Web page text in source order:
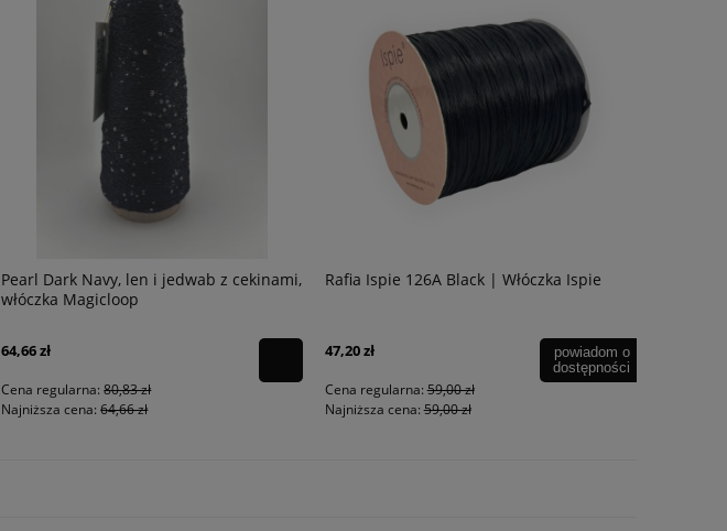
Pearl Dark Navy, len i jedwab z cekinami,
włóczka Magicloop
64,66 zł
Cena regularna:80,83 zł
Najniższa cena:64,66 zł
Rafia Ispie 126A Black | Włóczka Ispie
47,20 zł
Cena regularna:59,00 zł
Najniższa cena:59,00 zł
powiadom o
dostępności